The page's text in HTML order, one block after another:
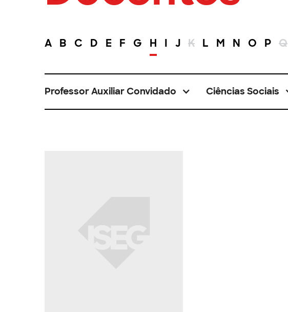
A B C D E F G H I J K L M N O P Q
Professor Auxiliar Convidado Ciências Sociais